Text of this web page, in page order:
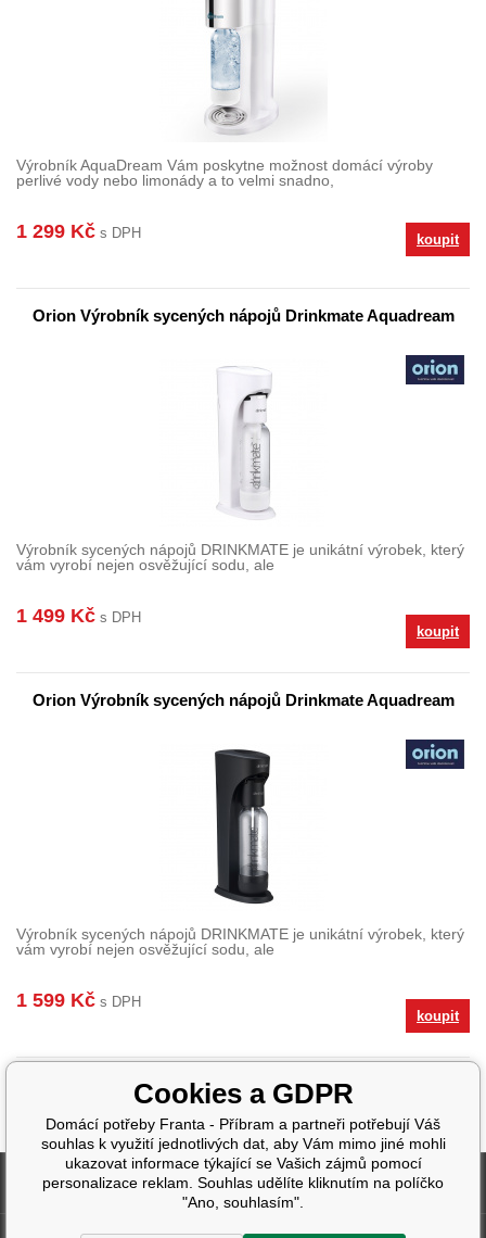
Výrobník AquaDream Vám poskytne možnost domácí výroby
perlivé vody nebo limonády a to velmi snadno,
1 299 Kč s DPH koupit
Orion Výrobník sycených nápojů Drinkmate Aquadream
Výrobník sycených nápojů DRINKMATE je unikátní výrobek, který
vám vyrobí nejen osvěžující sodu, ale
1 499 Kč s DPH
koupit
Orion Výrobník sycených nápojů Drinkmate Aquadream
Výrobník sycených nápojů DRINKMATE je unikátní výrobek, který
vám vyrobí nejen osvěžující sodu, ale
1 599 Kč s DPH
koupit
Fakturační údaje
Cookies a GDPR
Domácí potřeby Franta - Příbram a partneři potřebují Váš
souhlas k využití jednotlivých dat, aby Vám mimo jiné mohli
ukazovat informace týkající se Vašich zájmů pomocí
personalizace reklam. Souhlas udělíte kliknutím na políčko
"Ano, souhlasím".